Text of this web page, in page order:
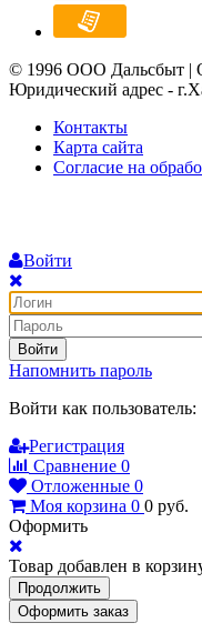
© 1996 ООО Дальсбыт |
Юридический адрес -
Контакты
Карта сайта
Согласие на
Войти
Войти
Напомнить пароль
Войти как пользователь:
Регистрация
Сравнение 0
Отложенные 0
Моя корзина 0 0 руб.
Оформить
Товар добавлен в
Продолжить
Оформить заказ